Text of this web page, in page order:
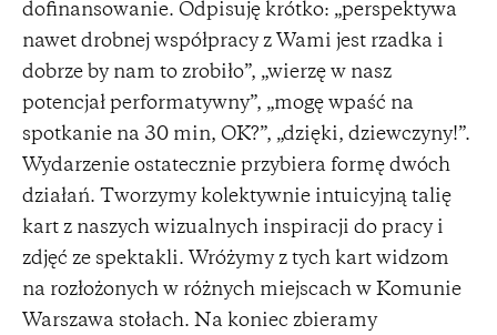
dofinansowanie. Odpisuję krótko: „perspektywa
nawet drobnej współpracy z Wami jest rzadka i
dobrze by nam to zrobiło”, „wierzę w nasz
potencjał performatywny”, „mogę wpaść na
spotkanie na 30 min, OK?”, „dzięki, dziewczyny!”.
Wydarzenie ostatecznie przybiera formę dwóch
działań. Tworzymy kolektywnie intuicyjną talię
kart z naszych wizualnych inspiracji do pracy i
zdjęć ze spektakli. Wróżymy z tych kart widzom
na rozłożonych w różnych miejscach w Komunie
Warszawa stołach. Na koniec zbieramy